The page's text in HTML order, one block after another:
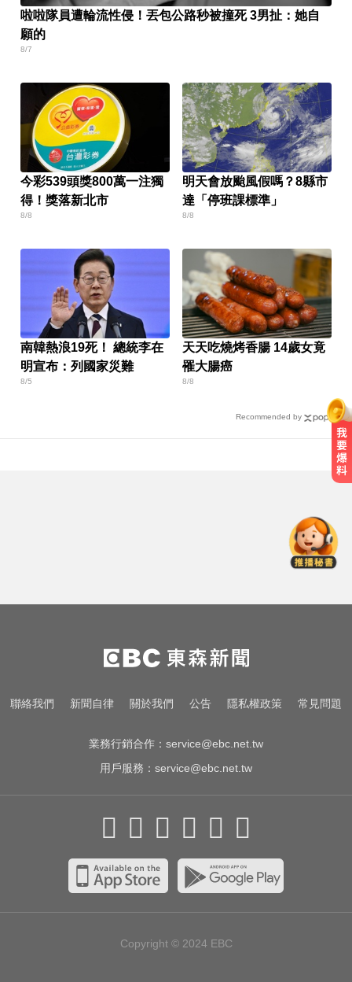
啦啦隊員遭輪流性侵！丟包公路秒被撞死 3男扯：她自
願的
8/7
今彩539頭獎800萬一注獨
得！獎落新北市
8/8
明天會放颱風假嗎？8縣市
達「停班課標準」
8/8
南韓熱浪19死！ 總統李在
明宣布：列國家災難
8/5
天天吃燒烤香腸 14歲女竟
罹大腸癌
8/8
Recommended by
汗驚見「巨大三角形」
女藝人遭經紀人「車內侵犯」 錄音
檔成鐵證
白海豚撲日災情不斷！4.5萬民眾避
聯絡我們 新聞自律 關於我們 公告 隱私權政策 常見問題
業務行銷合作： service@ebc.net.tw
用戶服務： service@ebc.net.tw
Copyright © 2024 EBC